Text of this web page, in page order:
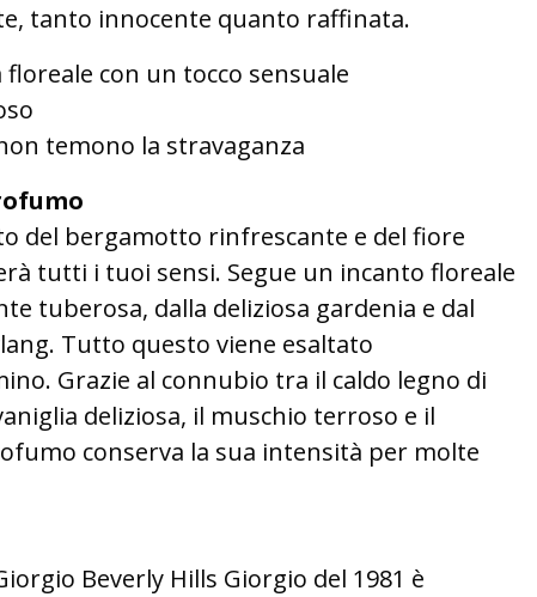
tanto innocente quanto raffinata.
con un tocco sensuale
temono la stravaganza
del bergamotto rinfrescante e del fiore
tutti i tuoi sensi. Segue un incanto floreale
tuberosa, dalla deliziosa gardenia e dal
Tutto questo viene esaltato
Grazie al connubio tra il caldo legno di
deliziosa, il muschio terroso e il
conserva la sua intensità per molte
Beverly Hills Giorgio del 1981 è